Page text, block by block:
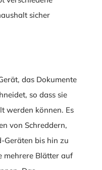
sicher
das Dokumente
so dass sie
werden können. Es
von Schreddern,
Geräten bis hin zu
mehrere Blätter auf